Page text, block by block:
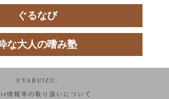
ぐるなび
な大人の嗜み塾
©YABUIZU.
情報等の取り扱いについて